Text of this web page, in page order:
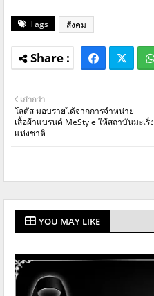
Tags สังคม
เก่ากว่า
โลตัส มอบรายได้จากการจำหน่าย
เสื้อผ้าแบรนด์ MeStyle ให้สถาบันมะเร็ง
แห่งชาติ
YOU MAY LIKE